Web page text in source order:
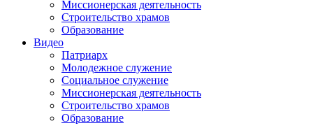
Миссионерская деятельность
Строительство храмов
Образование
Видео
Патриарх
Молодежное служение
Социальное служение
Миссионерская деятельность
Строительство храмов
Образование